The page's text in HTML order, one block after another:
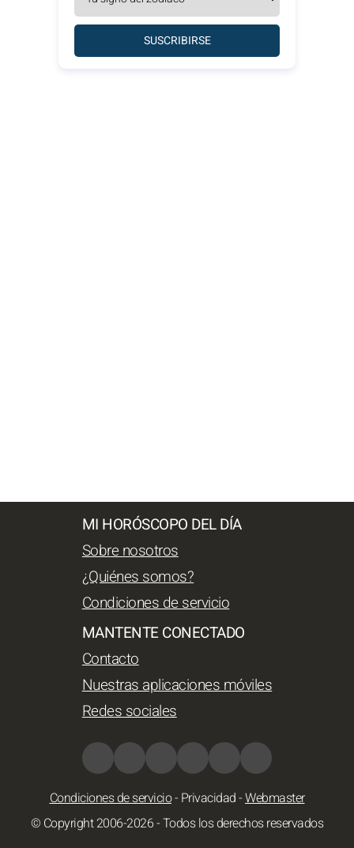
SUSCRIBIRSE
MI HORÓSCOPO DEL DÍA
Sobre nosotros
¿Quiénes somos?
Condiciones de servicio
MANTENTE CONECTADO
Contacto
Nuestras aplicaciones móviles
Redes sociales
Condiciones de servicio- Privacidad-Webmaster
© Copyright 2006-2026 - Todos los derechos reservados